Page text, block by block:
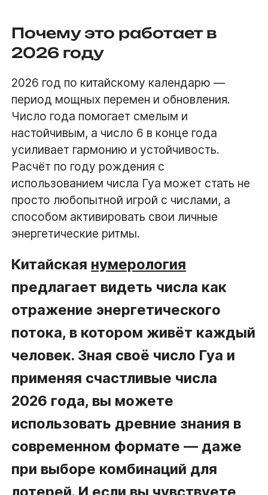
Почему это работает в
2026 году
2026 год по китайскому календарю —
период мощных перемен и обновления.
Число года помогает смелым и
настойчивым, а число 6 в конце года
усиливает гармонию и устойчивость.
Расчёт по году рождения с
использованием числа Гуа может стать не
просто любопытной игрой с числами, а
способом активировать свои личные
энергетические ритмы.
Китайская нумерология
предлагает видеть числа как
отражение энергетического
потока, в котором живёт каждый
человек. Зная своё число Гуа и
применяя счастливые числа
2026 года, вы можете
использовать древние знания в
современном формате — даже
при выборе комбинаций для